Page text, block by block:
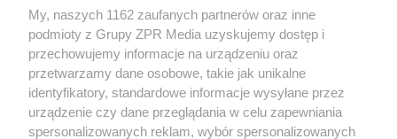
Żaden utwór zamieszczony w serwisie nie może być powielany i
rozpowszechniany lub dalej rozpowszechniany w jakikolwiek sposób
(w tym także elektroniczny lub mechaniczny) na jakimkolwiek polu
eksploatacji w jakiejkolwiek formie, włącznie z umieszczaniem w
Internecie bez pisemnej zgody właściciela praw. Jakiekolwiek użycie
lub wykorzystanie utworów w całości lub w części z naruszeniem
prawa, tzn. bez właściwej zgody, jest zabronione pod groźbą kary i
może być ścigane prawnie.
My, naszych 1162 zaufanych partnerów oraz inne
podmioty z Grupy ZPR Media uzyskujemy dostęp i
przechowujemy informacje na urządzeniu oraz
przetwarzamy dane osobowe, takie jak unikalne
identyfikatory, standardowe informacje wysyłane przez
urządzenie czy dane przeglądania w celu zapewniania
spersonalizowanych reklam, wybór spersonalizowanych